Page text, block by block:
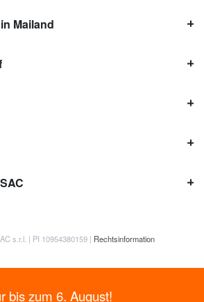
Mailand
s.r.l. | PI 10954380159 | Rechtsinformation
bis zum 6. August!